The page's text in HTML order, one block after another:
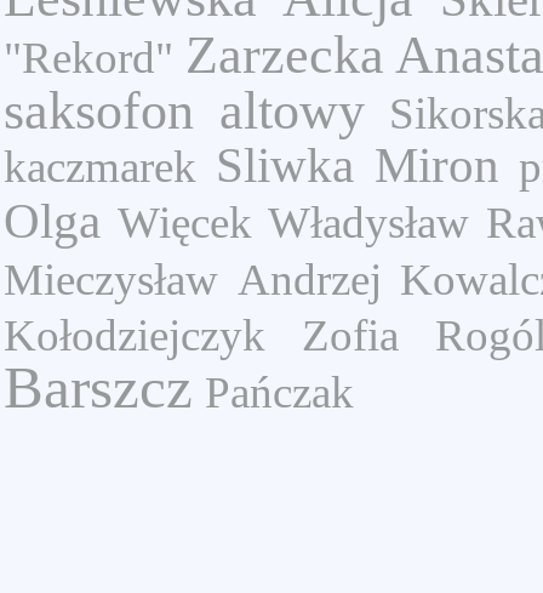
"Rekord" Zarzecka
saksofon altowy
kaczmarek Sliwka Miron
Olga Więcek Władysław
Mieczysław Andrzej
Kołodziejczyk Zofia
Barszcz Pańczak